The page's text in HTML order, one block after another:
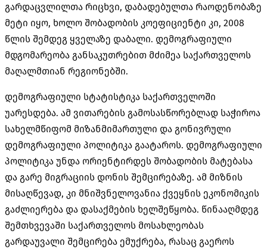
გარდაცვლილთა რიცხვი, დაბადებულთა რაოდენობაზე
მეტი იყო, ხოლო შობადობის კოეფიციენტი კი, 2008
წლის შემდეგ ყველაზე დაბალი. დემოგრაფიული
მდგომარეობა განსაკუთრებით მძიმეა საქართველოს
მაღალმთიან რეგიონებში.
დემოგრაფიული სტატისტიკა საქართველოში
უარესდება. ამ ვითარების გამოსასწორებლად საჭიროა
სახელმწიფომ მიზანმიმართული და გონივრული
დემოგრაფიული პოლიტიკა გაატაროს. დემოგრაფიული
პოლიტიკა უნდა ორიენტირდეს შობადობის მატებასა
და გარე მიგრაციის დონის შემცირებაზე. ამ მიზნის
მისაღწევად, კი მნიშვნელოვანია ქვეყნის ეკონომიკის
გაძლიერება და დასაქმების ხელშეწყობა. წინააღმდეგ
შემთხვევაში საქართველოს მოსახლეობას
გარდაუვალი შემცირება ემუქრება, რასაც გაეროს